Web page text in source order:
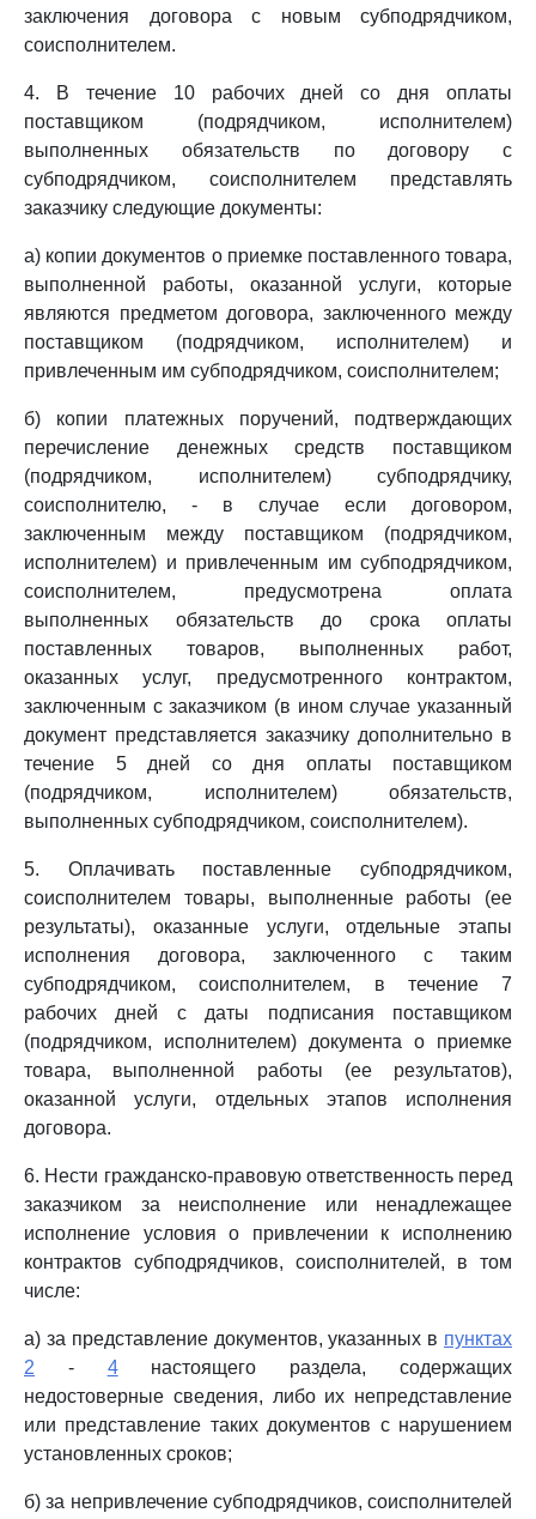
заключения договора с новым субподрядчиком,
соисполнителем.
4. В течение 10 рабочих дней со дня оплаты
поставщиком (подрядчиком, исполнителем)
выполненных обязательств по договору с
субподрядчиком, соисполнителем представлять
заказчику следующие документы:
а) копии документов о приемке поставленного товара,
выполненной работы, оказанной услуги, которые
являются предметом договора, заключенного между
поставщиком (подрядчиком, исполнителем) и
привлеченным им субподрядчиком, соисполнителем;
б) копии платежных поручений, подтверждающих
перечисление денежных средств поставщиком
(подрядчиком, исполнителем) субподрядчику,
соисполнителю, - в случае если договором,
заключенным между поставщиком (подрядчиком,
исполнителем) и привлеченным им субподрядчиком,
соисполнителем, предусмотрена оплата
выполненных обязательств до срока оплаты
поставленных товаров, выполненных работ,
оказанных услуг, предусмотренного контрактом,
заключенным с заказчиком (в ином случае указанный
документ представляется заказчику дополнительно в
течение 5 дней со дня оплаты поставщиком
(подрядчиком, исполнителем) обязательств,
выполненных субподрядчиком, соисполнителем).
5. Оплачивать поставленные субподрядчиком,
соисполнителем товары, выполненные работы (ее
результаты), оказанные услуги, отдельные этапы
исполнения договора, заключенного с таким
субподрядчиком, соисполнителем, в течение 7
рабочих дней с даты подписания поставщиком
(подрядчиком, исполнителем) документа о приемке
товара, выполненной работы (ее результатов),
оказанной услуги, отдельных этапов исполнения
договора.
6. Нести гражданско-правовую ответственность перед
заказчиком за неисполнение или ненадлежащее
исполнение условия о привлечении к исполнению
контрактов субподрядчиков, соисполнителей, в том
числе:
а) за представление документов, указанных в пунктах
2 - 4настоящего раздела, содержащих
недостоверные сведения, либо их непредставление
или представление таких документов с нарушением
установленных сроков;
б) за непривлечение субподрядчиков, соисполнителей